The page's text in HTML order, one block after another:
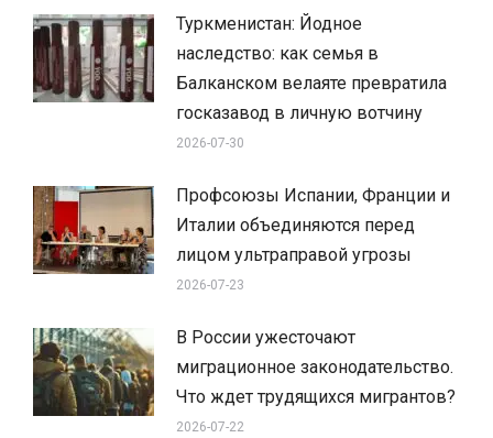
Туркменистан: Йодное
наследство: как семья в
Балканском велаяте превратила
госказавод в личную вотчину
2026-07-30
Профсоюзы Испании, Франции и
Италии объединяются перед
лицом ультраправой угрозы
2026-07-23
В России ужесточают
миграционное законодательство.
Что ждет трудящихся мигрантов?
2026-07-22